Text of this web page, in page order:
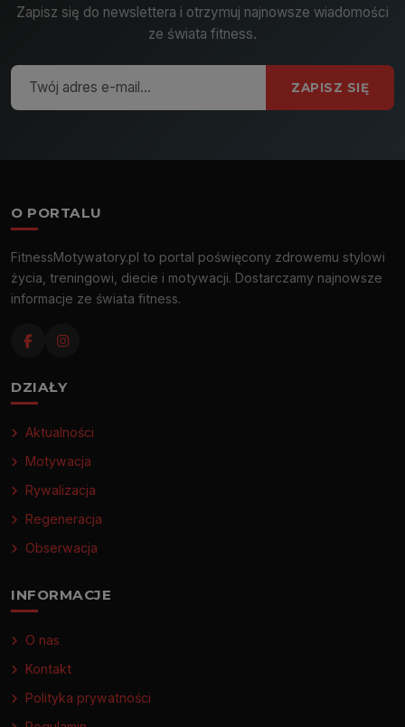
Zapisz się do newslettera i otrzymuj najnowsze wiadomości
ze świata fitness.
ZAPISZ SIĘ
O PORTALU
FitnessMotywatory.pl to portal poświęcony zdrowemu stylowi
życia, treningowi, diecie i motywacji. Dostarczamy najnowsze
informacje ze świata fitness.
DZIAŁY
Aktualności
Motywacja
Rywalizacja
Regeneracja
Obserwacja
INFORMACJE
O nas
Kontakt
Polityka prywatności